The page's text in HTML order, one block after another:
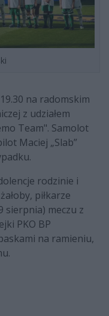
na radomskim
z udziałem
Team". Samolot
Maciej „Slab”
rodzinie i
piłkarze
sierpnia) meczu z
PKO BP
na ramieniu,